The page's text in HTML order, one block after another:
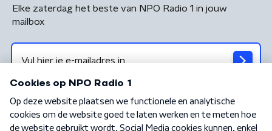
Elke zaterdag het beste van NPO Radio 1 in jouw
mailbox